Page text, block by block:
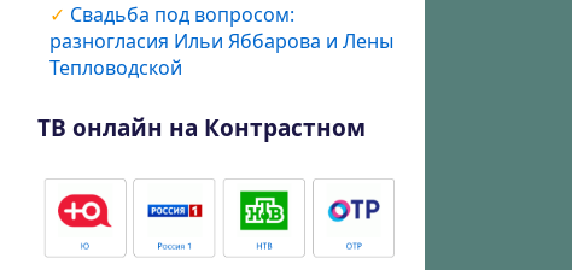
Свадьба под вопросом:
разногласия Ильи Яббарова и Лены
Тепловодской
ТВ онлайн на Контрастном